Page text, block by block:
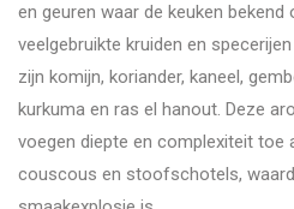
en geuren waar de keuken bekend
veelgebruikte kruiden en
zijn komijn, koriander, kaneel,
kurkuma en ras el hanout. Deze
voegen diepte en complexiteit toe
couscous en stoofschotels,